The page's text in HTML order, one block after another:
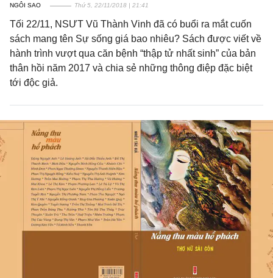
NGÔI SAO Thứ 5, 22/11/2018 | 21:41
Tối 22/11, NSƯT Vũ Thành Vinh đã có buổi ra mắt cuốn
sách mang tên Sự sống giá bao nhiêu? Sách được viết về
hành trình vượt qua căn bệnh “thập tử nhất sinh” của bản
thân hồi năm 2017 và chia sẻ những thông điệp đặc biệt
tới độc giả.